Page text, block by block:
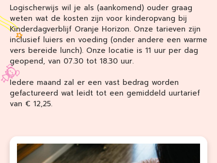
Logischerwijs wil je als (aankomend) ouder graag
weten wat de kosten zijn voor kinderopvang bij
Kinderdagverblijf Oranje Horizon. Onze tarieven zijn
inclusief luiers en voeding (onder andere een warme
vers bereide lunch). Onze locatie is 11 uur per dag
geopend, van 07.30 tot 18.30 uur.
Iedere maand zal er een vast bedrag worden
gefactureerd wat leidt tot een gemiddeld uurtarief
van € 12,25.